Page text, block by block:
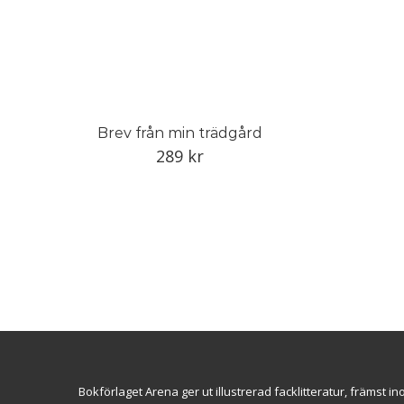
Brev från min trädgård
289 kr
Bokförlaget Arena ger ut illustrerad facklitteratur, främst